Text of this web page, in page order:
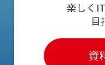
楽しく
目
資